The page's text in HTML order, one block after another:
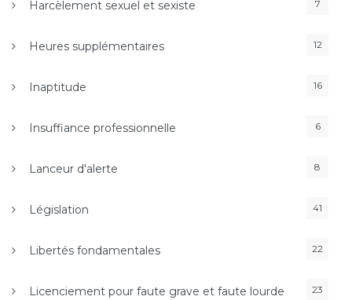
Harcèlement sexuel et sexiste 7
Heures supplémentaires 12
Inaptitude 16
Insuffiance professionnelle 6
Lanceur d'alerte 8
Législation 41
Libertés fondamentales 22
Licenciement pour faute grave et faute lourde 23